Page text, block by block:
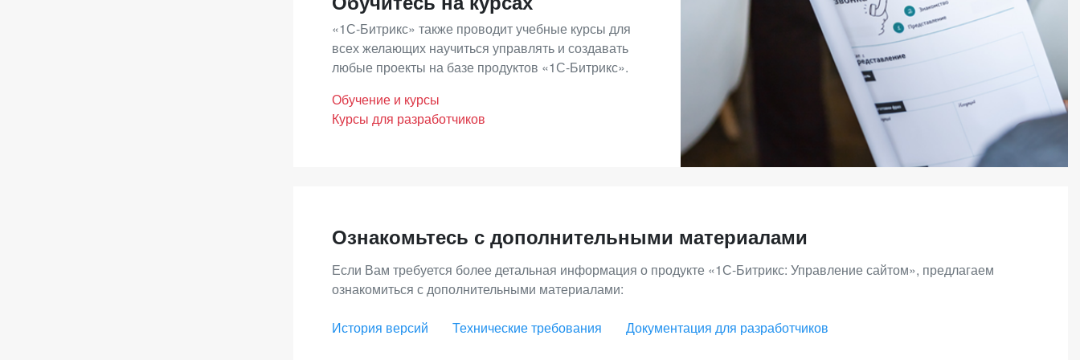
«1С-Битрикс» также проводит учебные курсы для
всех желающих научиться управлять и создавать
любые проекты на базе продуктов «1С-Битрикс».
Обучение и курсы
Курсы для разработчиков
Ознакомьтесь с дополнительными материалами
Если Вам требуется более детальная информация о продукте «1С-Битрикс: Управление сайтом», предлагаем
ознакомиться с дополнительными материалами:
История версий Технические требования Документация для разработчиков